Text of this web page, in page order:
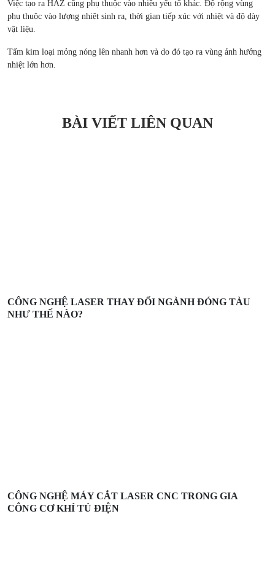
Việc tạo ra HAZ cũng phụ thuộc vào nhiều yếu tố khác. Độ rộng vùng
phụ thuộc vào lượng nhiệt sinh ra, thời gian tiếp xúc với nhiệt và độ dày
vật liệu.
Tấm kim loại mỏng nóng lên nhanh hơn và do đó tạo ra vùng ảnh hưởng
nhiệt lớn hơn.
BÀI VIẾT LIÊN QUAN
CÔNG NGHỆ LASER THAY ĐỔI NGÀNH ĐÓNG TÀU
NHƯ THẾ NÀO?
CÔNG NGHỆ MÁY CẮT LASER CNC TRONG GIA
CÔNG CƠ KHÍ TỦ ĐIỆN